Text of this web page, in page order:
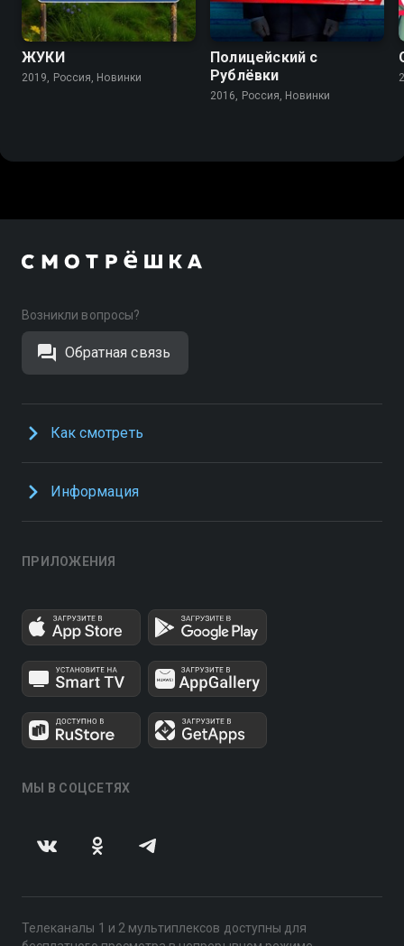
7.8 7.2
ЖУКИ
2019, Россия, Новинки
7.9 7.2
Полицейский с
Рублёвки
2016, Россия, Новинки
Возникли вопросы?
Обратная связь
Как смотреть
Информация
ПРИЛОЖЕНИЯ
МЫ В СОЦСЕТЯХ
Телеканалы 1 и 2 мультиплексов доступны для